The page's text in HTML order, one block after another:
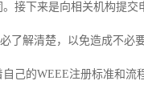
接下来是向相关机构提
了解清楚，以免造成不必
己的WEEE注册标准和